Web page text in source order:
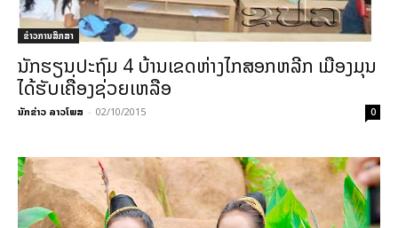
ຂ່າວການສຶກສາ
ນັກຮຽນປະຖົມ 4 ບ້ານເຂດຫ່າງໄກສອກຫລີກ ເມືອງມຸນ
ໄດ້ຮັບເຄື່ອງຊ່ວຍເຫລືອ
ນັກຂ່າວ ລາວໂພສ - 02/10/2015 0